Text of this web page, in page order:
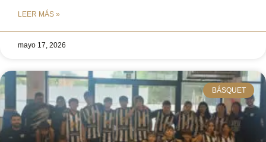
LEER MÁS »
mayo 17, 2026
BÁSQUET